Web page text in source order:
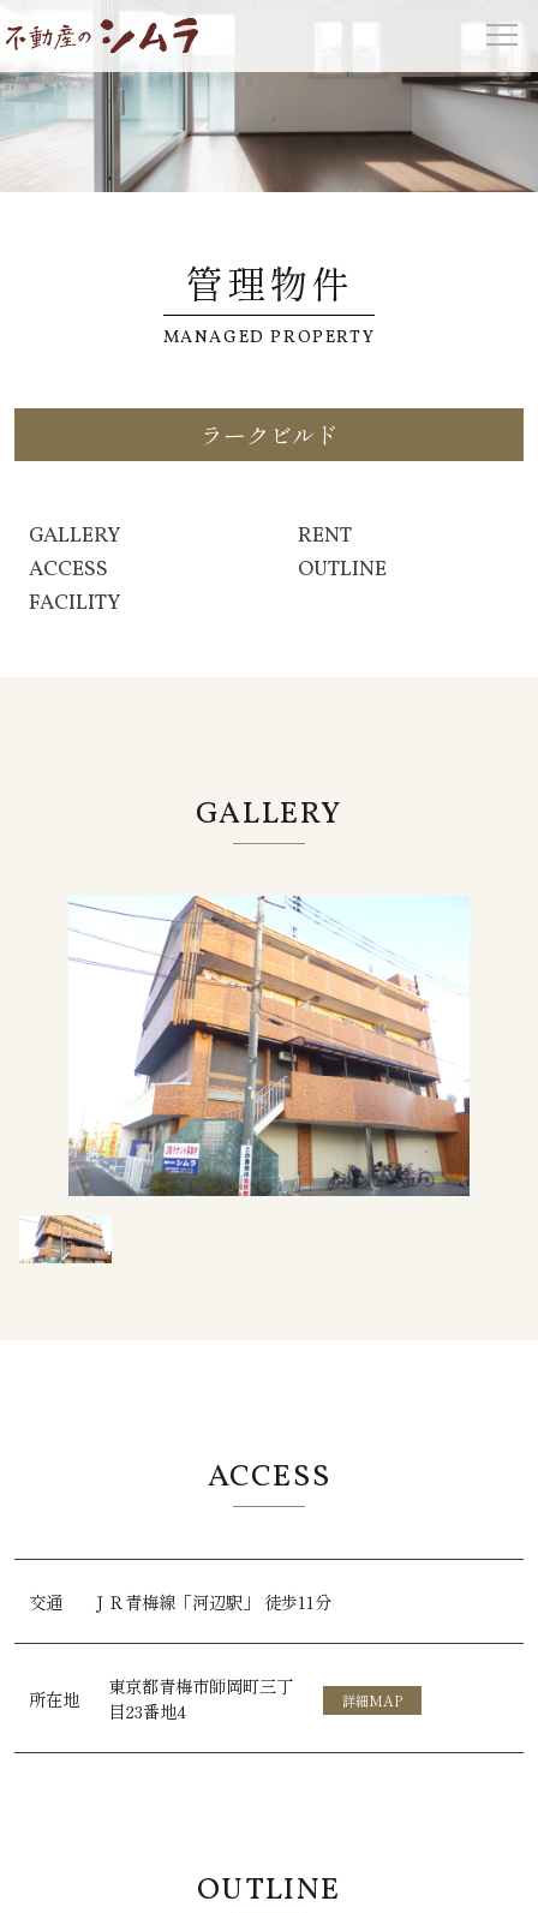
管理物件
MANAGED PROPERTY
ラークビルド
GALLERY
RENT
ACCESS
OUTLINE
FACILITY
GALLERY
ACCESS
交通 ＪＲ青梅線 「河辺駅」 徒歩11分
所在地
東京都青梅市師岡町三丁
目23番地4
詳細MAP
OUTLINE